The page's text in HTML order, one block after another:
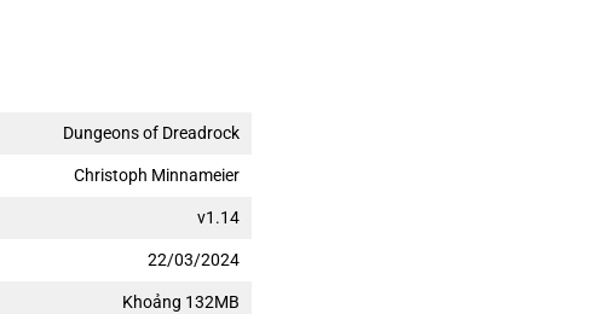
Dungeons of Dreadrock
Christoph Minnameier
v1.14
22/03/2024
Khoảng 132MB